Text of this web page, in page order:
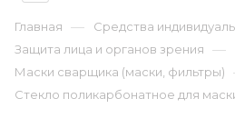
Главная — Средства
Защита лица и органов зрения —
Маски сварщика (маски, фильтры)
Стекло поликарбонатное для